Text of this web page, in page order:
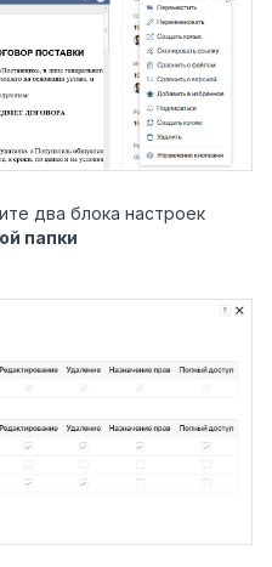
два блока настроек
папки